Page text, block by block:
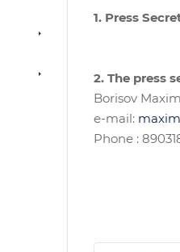
1. Press
2. The press
Borisov
e-mail:
Phone :